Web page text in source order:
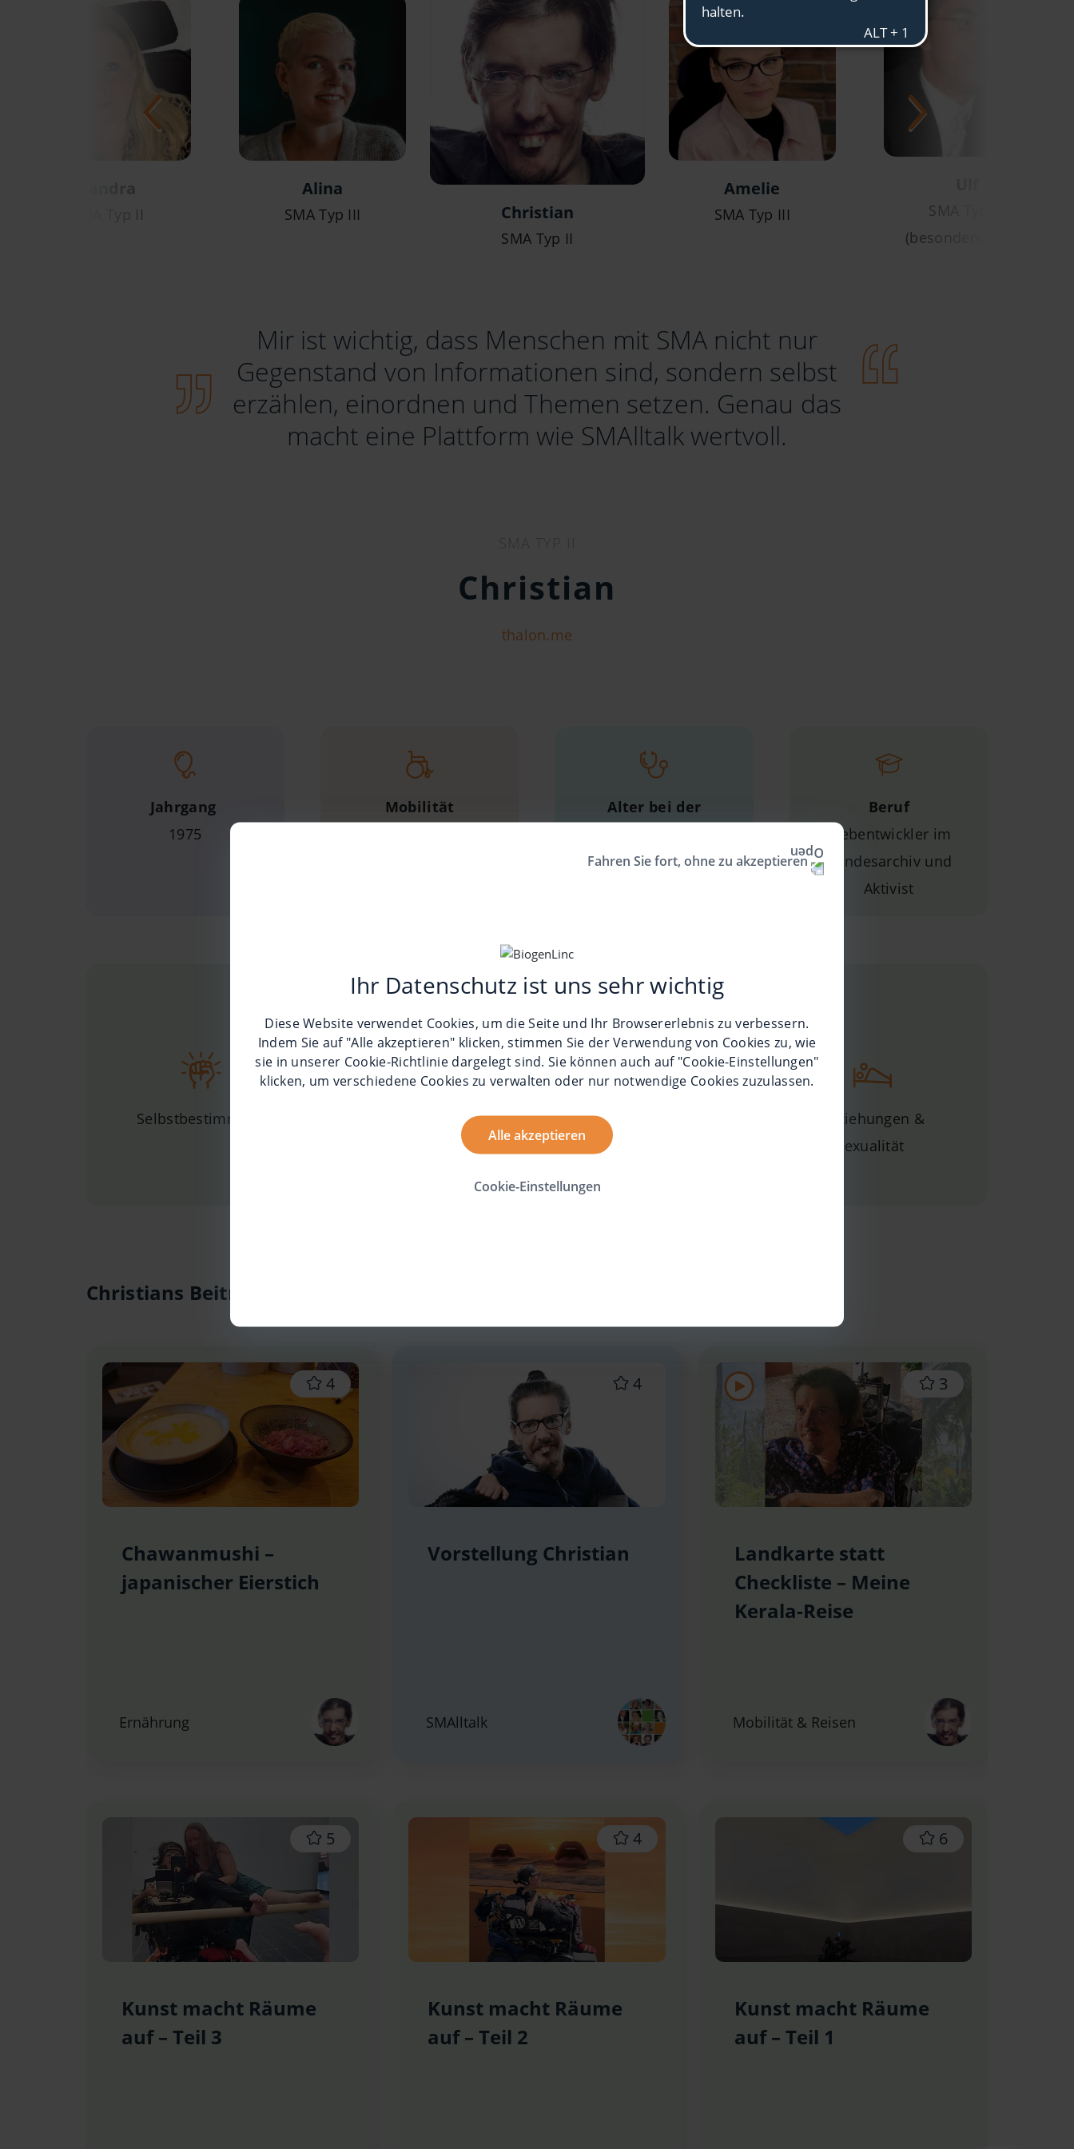
Ihr Datenschutz ist uns sehr wichtig
Diese Website verwendet Cookies, um die Seite und Ihr Browsererlebnis zu verbessern.
Indem Sie auf "Alle akzeptieren" klicken, stimmen Sie der Verwendung von Cookies zu, wie
sie in unserer Cookie-Richtliniedargelegt sind. Sie können auch auf "Cookie-Einstellungen"
klicken, um verschiedene Cookies zu verwalten oder nur notwendige Cookies zuzulassen.
Alle akzeptieren
Cookie-Einstellungen
Fahren Sie fort, ohne zu akzeptieren
Sandra
SMA Typ II
Alina
SMA Typ III Christian
SMA Typ II
Amelie
SMA Typ III
SMA Typ III
(besondere Form)
Mir ist wichtig, dass Menschen mit SMA nicht nur
Gegenstand von Informationen sind, sondern selbst
erzählen, einordnen und Themen setzen. Genau das
macht eine Plattform wie SMAlltalk wertvoll.
Christian
thalon.me
Jahrgang
1975
Mobilität
Alter bei der
ca. 6 Monate
Beruf
Webentwickler im
Bundesarchiv und
Aktivist
Meine Themen
Selbstbestimmung Barrierefreiheit
Beziehungen &
Sexualität
Christians Beiträge
4
Chawanmushi –
japanischer Eierstich
Ernährung
4
Vorstellung Christian
SMAlltalk
3
Landkarte statt
Checkliste – Meine
Kerala-Reise
Mobilität & Reisen
5
Kunst macht Räume
auf – Teil 3
4
Kunst macht Räume
auf – Teil 2
6
Kunst macht Räume
auf – Teil 1